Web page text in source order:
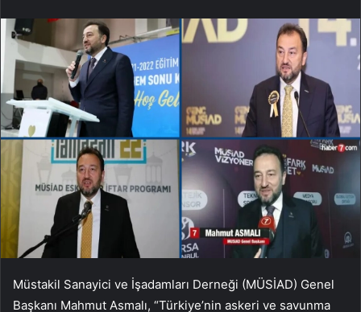
Müstakil Sanayici ve İşadamları Derneği (MÜSİAD) Genel
Başkanı Mahmut Asmalı, “Türkiye’nin askeri ve savunma